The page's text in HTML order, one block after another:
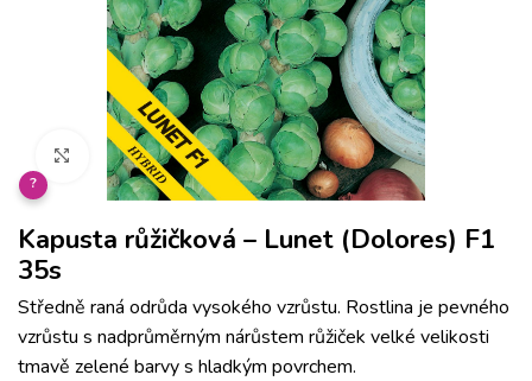
Klikněte pro zvětšení
?
Kapusta růžičková – Lunet (Dolores) F1
35s
Středně raná odrůda vysokého vzrůstu. Rostlina je pevného
vzrůstu s nadprůměrným nárůstem růžiček velké velikosti
tmavě zelené barvy s hladkým povrchem.